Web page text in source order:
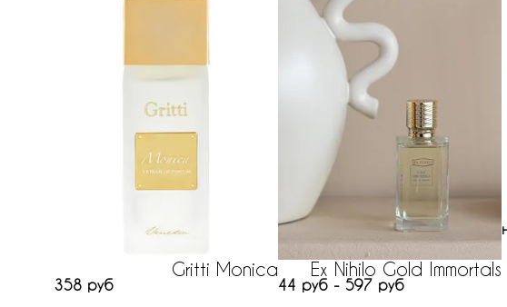
Gritti Monica
358 руб
Ex Nihilo Gold Immortals
44 руб - 597 руб